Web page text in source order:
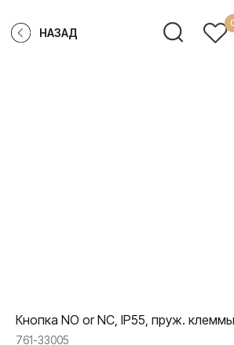
НАЗАД
Кнопка NO or NC, IP55, пруж.
761-33005